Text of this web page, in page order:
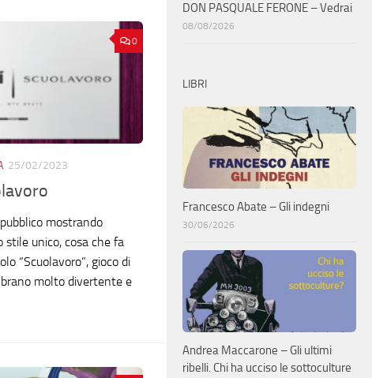
0
25/02/2023
mostrando
stile unico, cosa che fa
“Scuolavoro”, gioco di
molto divertente e
DON PASQUALE FERONE – Vedrai
08/08/2026
LIBRI
Francesco Abate – Gli indegni
30/06/2026
Andrea Maccarone – Gli ultimi
ribelli. Chi ha ucciso le sottoculture